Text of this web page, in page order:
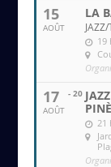
15
AOÛT
LA
19
17
AOÛT
- 20
21